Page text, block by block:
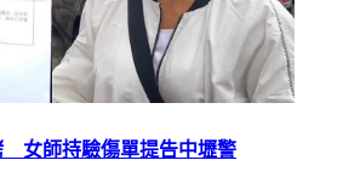
女師持驗傷單提告中壢警